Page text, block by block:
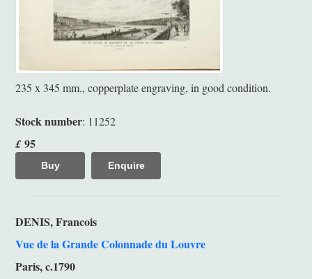
235 x 345 mm., copperplate engraving, in good condition.
Stock number: 11252
£ 95
Buy Enquire
DENIS, Francois
Vue de la Grande Colonnade du Louvre
Paris, c.1790